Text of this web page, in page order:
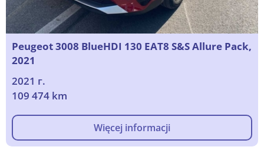
Peugeot 3008 BlueHDI 130 EAT8 S&S Allure Pack,
2021
2021 г.
109 474 km
Więcej informacji